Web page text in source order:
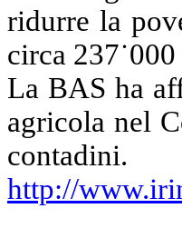
ridurre la
circa
La BAS ha
agricola nel
contadini.
http://